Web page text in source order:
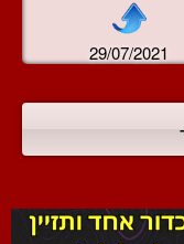
29/07/2021